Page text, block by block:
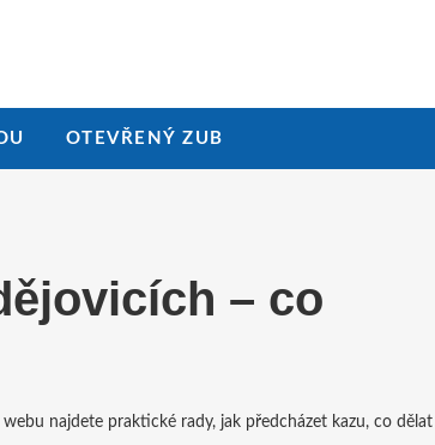
OTEVŘENÝ ZUB
– co
najdete praktické rady, jak předcházet kazu, co dělat